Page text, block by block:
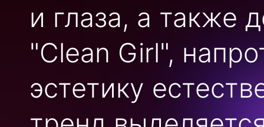
и глаза, а также
"Clean Girl",
эстетику